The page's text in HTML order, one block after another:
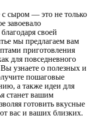
сыром — это не только
завоевало
своей
мы предлагаем вам
приготовления
для повседневного
узнаете о полезных и
пошаговые
а также идеи для
станет вашим
готовить вкусные
вас и ваших близких.